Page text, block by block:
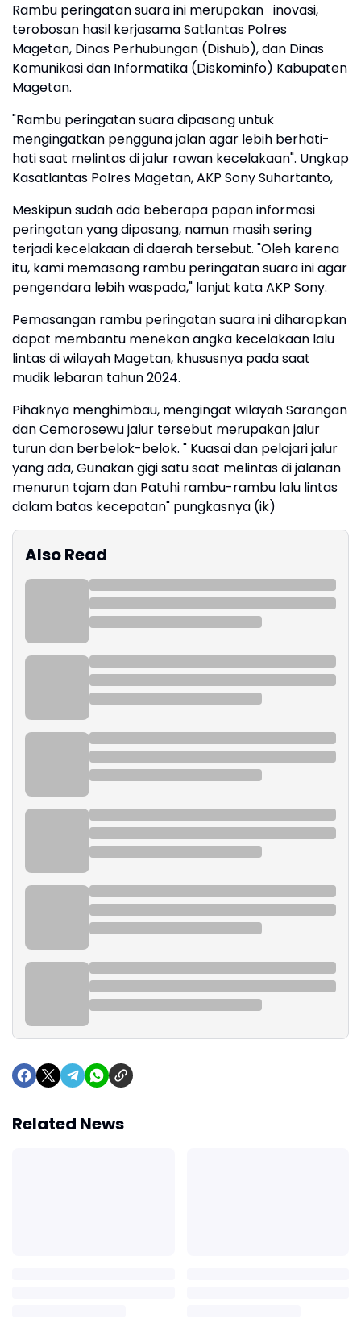
Rambu peringatan suara ini merupakan inovasi,
terobosan hasil kerjasama Satlantas Polres
Magetan, Dinas Perhubungan (Dishub), dan Dinas
Komunikasi dan Informatika (Diskominfo) Kabupaten
Magetan.
"Rambu peringatan suara dipasang untuk
mengingatkan pengguna jalan agar lebih berhati-
hati saat melintas di jalur rawan kecelakaan". Ungkap
Kasatlantas Polres Magetan, AKP Sony Suhartanto,
Meskipun sudah ada beberapa papan informasi
peringatan yang dipasang, namun masih sering
terjadi kecelakaan di daerah tersebut. "Oleh karena
itu, kami memasang rambu peringatan suara ini agar
pengendara lebih waspada," lanjut kata AKP Sony.
Pemasangan rambu peringatan suara ini diharapkan
dapat membantu menekan angka kecelakaan lalu
lintas di wilayah Magetan, khususnya pada saat
mudik lebaran tahun 2024.
Pihaknya menghimbau, mengingat wilayah Sarangan
dan Cemorosewu jalur tersebut merupakan jalur
turun dan berbelok-belok. " Kuasai dan pelajari jalur
yang ada, Gunakan gigi satu saat melintas di jalanan
menurun tajam dan Patuhi rambu-rambu lalu lintas
dalam batas kecepatan" pungkasnya (ik)
Also Read
Related News